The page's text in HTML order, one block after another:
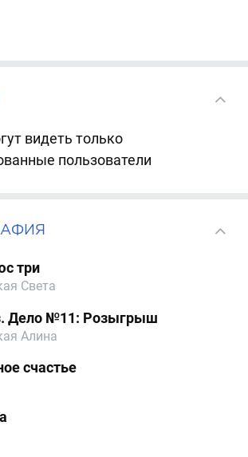
видеть только
пользователи
три
Света
Дело №11: Розыгрыш
Алина
счастье